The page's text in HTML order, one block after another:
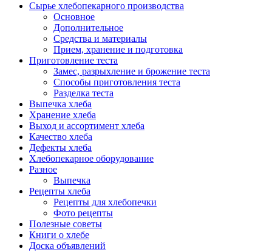
Сырье хлебопекарного производства
Основное
Дополнительное
Средства и материалы
Прием, хранение и подготовка
Приготовление теста
Замес, разрыхление и брожение теста
Способы приготовления теста
Разделка теста
Выпечка хлеба
Хранение хлеба
Выход и ассортимент хлеба
Качество хлеба
Дефекты хлеба
Хлебопекарное оборудование
Разное
Выпечка
Рецепты хлеба
Рецепты для хлебопечки
Фото рецепты
Полезные советы
Книги о хлебе
Доска объявлений